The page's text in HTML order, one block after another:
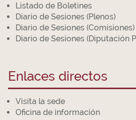
Listado de Boletines
Diario de Sesiones (Plenos)
Diario de Sesiones (Comisiones)
Diario de Sesiones (Diputación
Enlaces directos
Visita la sede
Oficina de información